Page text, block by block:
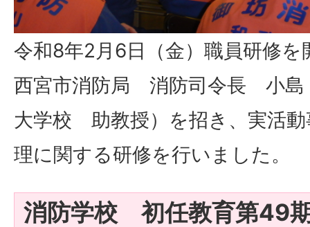
令和8年2月6日（金）職員研修を
西宮市消防局 消防司令長 小
大学校 助教授）を招き、実活
理に関する研修を行いました。
消防学校 初任教育第49